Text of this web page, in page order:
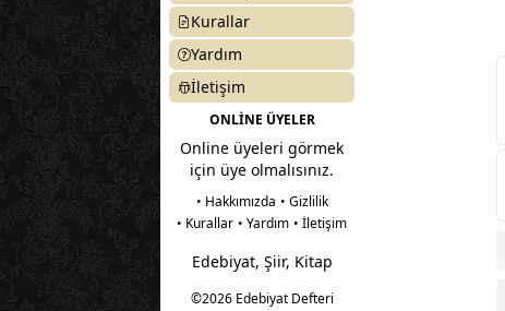
Kurallar
Yardım
İletişim
ONLİNE ÜYELER
Online üyeleri görmek
için üye olmalısınız.
• Hakkımızda • Gizlilik
• Kurallar • Yardım • İletişim
Edebiyat, Şiir, Kitap
©2026 Edebiyat Defteri